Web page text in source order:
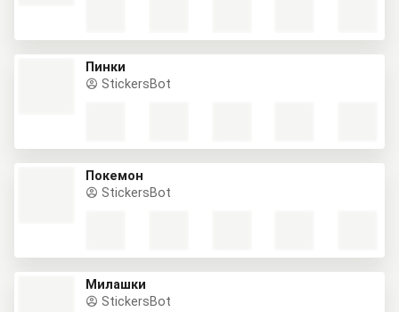
Пинки
StickersBot
Покемон
StickersBot
Милашки
StickersBot